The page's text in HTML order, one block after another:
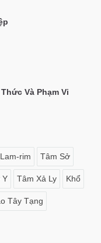
Và Phạm Vi
Lam-rim Tâm Sở
Y Tâm Xả Ly Khổ
Tây Tạng